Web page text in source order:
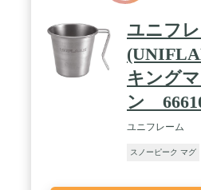
ユニフ
キング
ン
ユニフレーム
スノーピーク マグ